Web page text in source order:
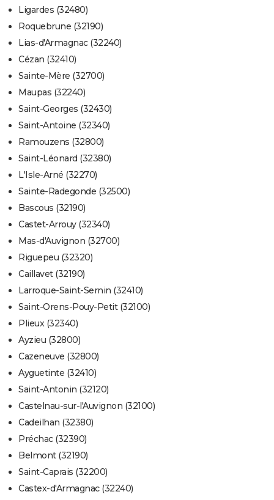
Ligardes (32480)
Roquebrune (32190)
Lias-d'Armagnac (32240)
Cézan (32410)
Sainte-Mère (32700)
Maupas (32240)
Saint-Georges (32430)
Saint-Antoine (32340)
Ramouzens (32800)
Saint-Léonard (32380)
L'Isle-Arné (32270)
Sainte-Radegonde (32500)
Bascous (32190)
Castet-Arrouy (32340)
Mas-d'Auvignon (32700)
Riguepeu (32320)
Caillavet (32190)
Larroque-Saint-Sernin (32410)
Saint-Orens-Pouy-Petit (32100)
Plieux (32340)
Ayzieu (32800)
Cazeneuve (32800)
Ayguetinte (32410)
Saint-Antonin (32120)
Castelnau-sur-l'Auvignon (32100)
Cadeilhan (32380)
Préchac (32390)
Belmont (32190)
Saint-Caprais (32200)
Castex-d'Armagnac (32240)